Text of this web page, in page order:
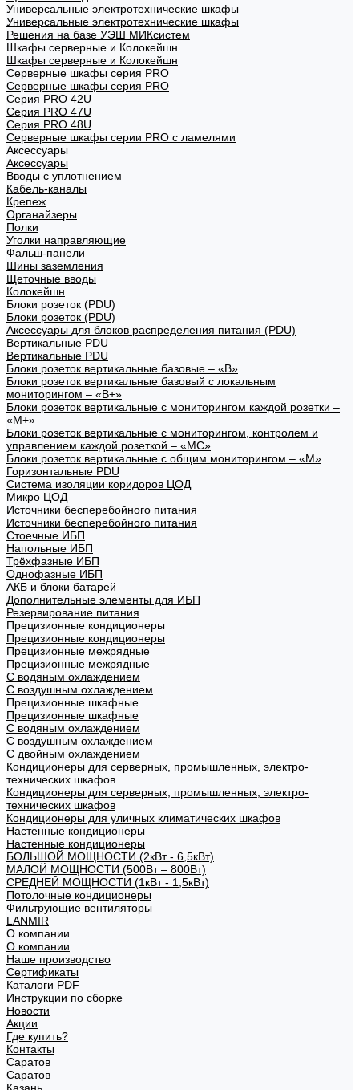
Универсальные электротехнические шкафы
Универсальные электротехнические шкафы
Решения на базе УЭШ МИКсистем
Шкафы серверные и Колокейшн
Шкафы серверные и Колокейшн
Серверные шкафы серия PRO
Серверные шкафы серия PRO
Серия PRO 42U
Серия PRO 47U
Серия PRO 48U
Серверные шкафы серии PRO с ламелями
Аксессуары
Аксессуары
Вводы с уплотнением
Кабель-каналы
Крепеж
Органайзеры
Полки
Уголки направляющие
Фальш-панели
Шины заземления
Щеточные вводы
Колокейшн
Блоки розеток (PDU)
Блоки розеток (PDU)
Аксессуары для блоков распределения питания (PDU)
Вертикальные PDU
Вертикальные PDU
Блоки розеток вертикальные базовые – «В»
Блоки розеток вертикальные базовый с локальным
мониторингом – «В+»
Блоки розеток вертикальные с мониторингом каждой розетки –
«М+»
Блоки розеток вертикальные с мониторингом, контролем и
управлением каждой розеткой – «МС»
Блоки розеток вертикальные с общим мониторингом – «М»
Горизонтальные PDU
Система изоляции коридоров ЦОД
Микро ЦОД
Источники бесперебойного питания
Источники бесперебойного питания
Стоечные ИБП
Напольные ИБП
Трёхфазные ИБП
Однофазные ИБП
АКБ и блоки батарей
Дополнительные элементы для ИБП
Резервирование питания
Прецизионные кондиционеры
Прецизионные кондиционеры
Прецизионные межрядные
Прецизионные межрядные
С водяным охлаждением
С воздушным охлаждением
Прецизионные шкафные
Прецизионные шкафные
С водяным охлаждением
С воздушным охлаждением
С двойным охлаждением
Кондиционеры для серверных, промышленных, электро-
технических шкафов
Кондиционеры для серверных, промышленных, электро-
технических шкафов
Кондиционеры для уличных климатических шкафов
Настенные кондиционеры
Настенные кондиционеры
БОЛЬШОЙ МОЩНОСТИ (2кВт - 6,5кВт)
МАЛОЙ МОЩНОСТИ (500Вт – 800Вт)
СРЕДНЕЙ МОЩНОСТИ (1кВт - 1,5кВт)
Потолочные кондиционеры
Фильтрующие вентиляторы
LANMIR
О компании
О компании
Наше производство
Сертификаты
Каталоги PDF
Инструкции по сборке
Новости
Акции
Где купить?
Контакты
Саратов
Саратов